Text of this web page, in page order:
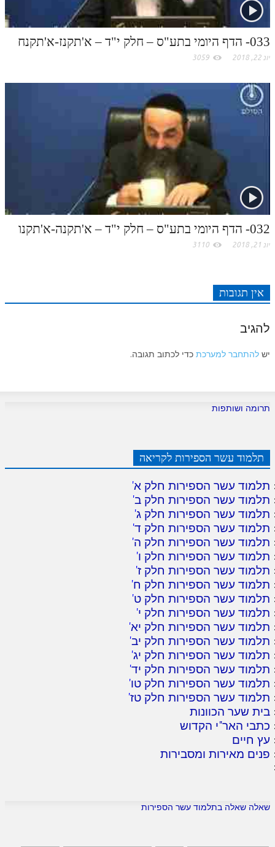
033- הדף היומי בתע"ס – חלק י"ד – א'תקנז-א'תקנח
יונ 22, 2018 3059
032- הדף היומי בתע"ס – חלק י"ד – א'תקנה-א'תקנו
יונ 21, 2018 3110
אין תגובות
להגיב
יש להתחבר למערכת כדי לכתוב תגובה.
תרומה ושותפות
תלמוד עשר הספירות לקריאה
תלמוד עשר הספירות חלק א'
תלמוד עשר הספירות חלק ב'
תלמוד עשר הספירות חלק ג'
תלמוד עשר הספירות חלק ד'
תלמוד עשר הספירות חלק ה'
תלמוד עשר הספירות חלק ו'
תלמוד עשר הספירות חלק ז'
תלמוד עשר הספירות חלק ח'
תלמוד עשר הספירות חלק ט'
תלמוד עשר הספירות חלק י'
תלמוד עשר הספירות חלק יא'
תלמוד עשר הספירות חלק יב'
תלמוד עשר הספירות חלק יג'
תלמוד עשר הספירות חלק יד'
תלמוד עשר הספירות חלק טו'
תלמוד עשר הספירות חלק טז'
בית שער הכוונות
כתבי האר"י הקדוש
עץ חיים
פנים מאירות ומסבירות
שאלה שאלה בתלמוד עשר הספירות